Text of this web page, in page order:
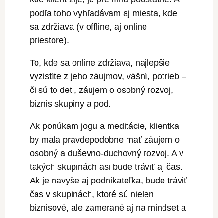
podľa toho vyhľadávam aj miesta, kde
sa zdržiava (v offline, aj online
priestore).
To, kde sa online zdržiava, najlepšie
vyzistíte z jeho záujmov, vášní, potrieb –
či sú to deti, záujem o osobný rozvoj,
biznis skupiny a pod.
Ak ponúkam jogu a meditácie, klientka
by mala pravdepodobne mať záujem o
osobný a duševno-duchovný rozvoj. A v
takých skupinách asi bude tráviť aj čas.
Ak je navyše aj podnikateľka, bude tráviť
čas v skupinách, ktoré sú nielen
biznisové, ale zamerané aj na mindset a